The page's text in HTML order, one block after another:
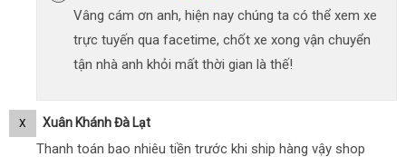
Vâng cám ơn anh, hiện nay chúng ta có thể xem xe
trực tuyến qua facetime, chốt xe xong vận chuyển
tận nhà anh khỏi mất thời gian là thế!
X Xuân Khánh Đà Lạt
Thanh toán bao nhiêu tiền trước khi ship hàng vậy shop